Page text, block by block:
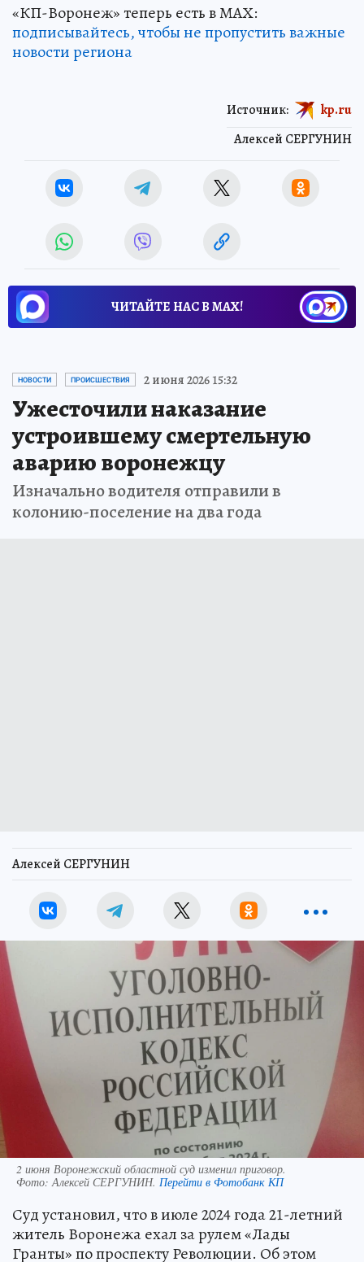
«КП-Воронеж» теперь есть в МАХ:
подписывайтесь, чтобы не пропустить важные
новости региона
Алексей СЕРГУНИН
Источник: kp.ru
ЧИТАЙТЕ НАС В МАХ!
НОВОСТИ ПРОИСШЕСТВИЯ 2 июня 2026 15:32
Ужесточили наказание
устроившему смертельную
аварию воронежцу
Изначально водителя отправили в
колонию-поселение на два года
Алексей СЕРГУНИН
2 июня Воронежский областной суд изменил приговор.
Фото: Алексей СЕРГУНИН. Перейти в Фотобанк КП
Суд установил, что в июле 2024 года 21-летний
житель Воронежа ехал за рулем «Лады
Гранты» по проспекту Революции. Об этом